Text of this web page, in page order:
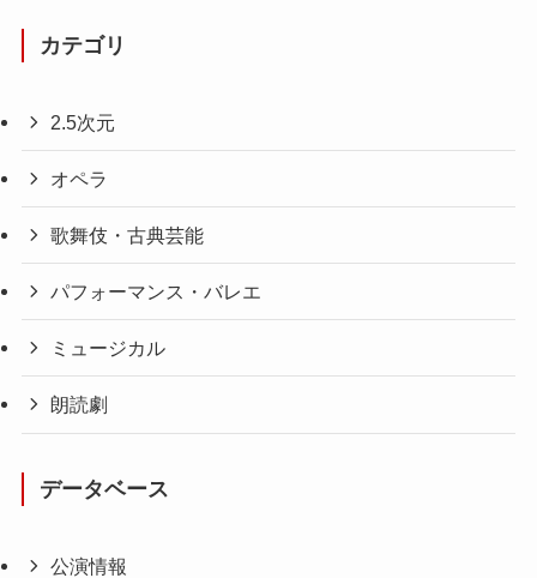
カテゴリ
2.5次元
オペラ
歌舞伎・古典芸能
パフォーマンス・バレエ
ミュージカル
朗読劇
データベース
公演情報